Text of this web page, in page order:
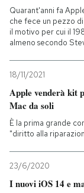
Tecnologia
Internet
Scienza
Cultura
Economia
Sport
Quarant'anni fa
che fece un pezzo
il motivo per cui il
almeno secondo
18/11/2021
Apple venderà kit
Mac da soli
È la prima grande
"diritto alla
23/6/2020
I nuovi iOS 14 e